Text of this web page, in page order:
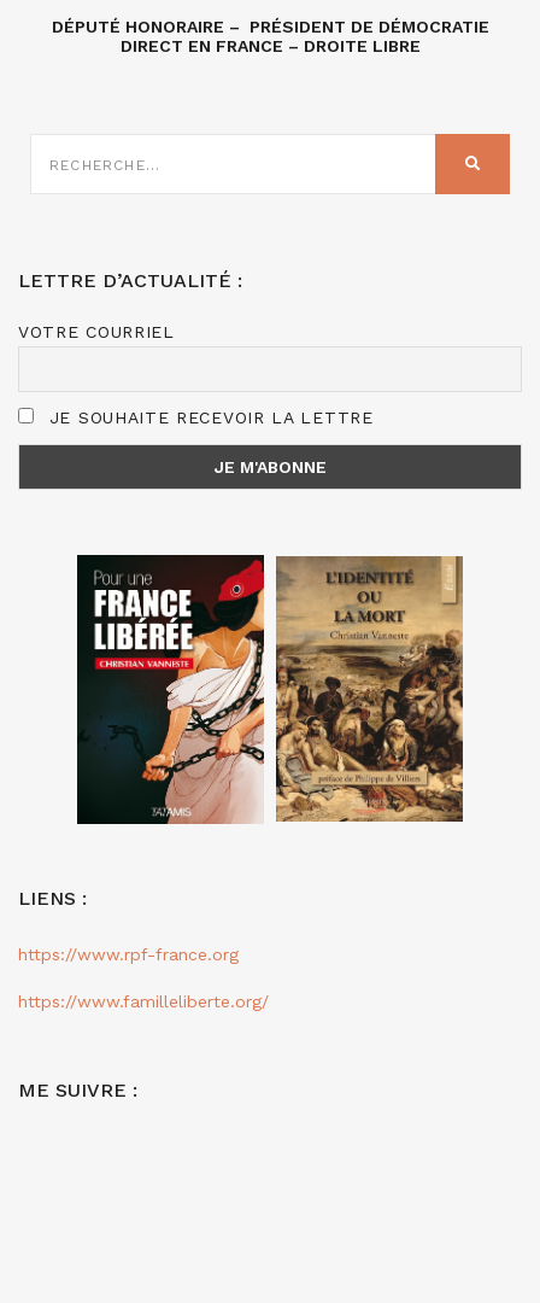
DÉPUTÉ HONORAIRE – PRÉSIDENT DE DÉMOCRATIE
DIRECT EN FRANCE – DROITE LIBRE
SUR
LETTRE D’ACTUALITÉ :
VOTRE COURRIEL
JE SOUHAITE RECEVOIR LA LETTRE
LIENS :
https://www.rpf-france.org
https://www.familleliberte.org/
ME SUIVRE :